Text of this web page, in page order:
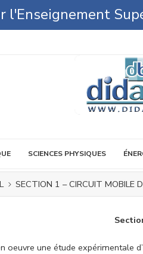
l'Enseignement
SCIENCES PHYSIQUES
SECTION 1 – CIRCUIT MOBILE
oeuvre une étude expérimentale